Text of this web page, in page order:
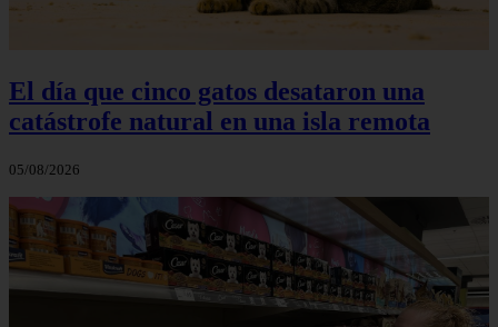
El día que cinco gatos desataron una
catástrofe natural en una isla remota
05/08/2026